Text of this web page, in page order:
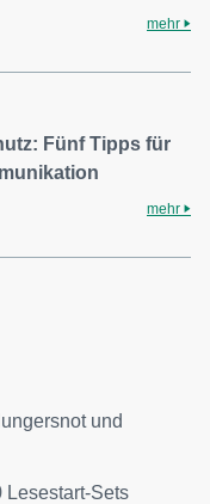
mehr
Fünf Tipps für
mehr
und
Lesestart-Sets